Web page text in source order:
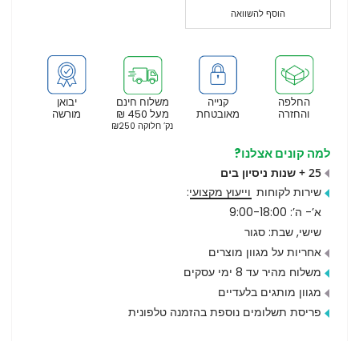
הוסף להשוואה
יבואן
מורשה
משלוח חינם
מעל 450 ₪
נק’ חלוקה ₪250
קנייה
מאובטחת
החלפה
והחזרה
למה קונים אצלנו?
25 + שנות ניסיון בים
שירות לקוחות וייעוץ מקצועי:
א’- ה’: 9:00-18:00
שישי, שבת: סגור
אחריות על מגוון מוצרים
משלוח מהיר עד 8 ימי עסקים
מגוון מותגים בלעדיים
פריסת תשלומים נוספת בהזמנה טלפונית